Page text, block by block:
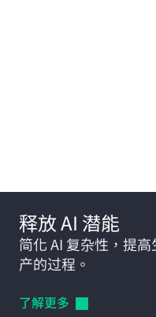
释放 AI 潜能
简化 AI 复杂性，提
产的过程。
了解更多